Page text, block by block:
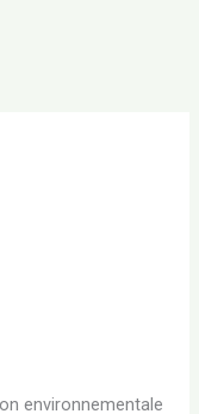
environnementale